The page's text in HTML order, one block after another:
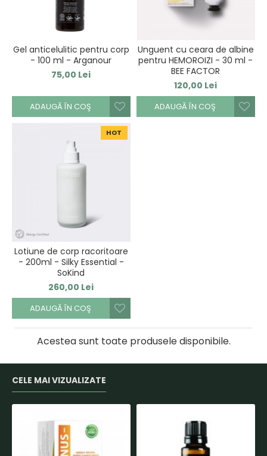
Gel anticelulitic pentru corp
- 100 ml - Arganour
75,00 Lei
ADAUGĂ ÎN COŞ
Unguent cu ceara de albine
pentru HEMOROIZI - 30 ml -
BEE FACTOR
120,00 Lei
ADAUGĂ ÎN COŞ
HOT
Lotiune de corp racoritoare
- 200ml - Silky Essential -
SoKind
260,00 Lei
ADAUGĂ ÎN COŞ
Acestea sunt toate produsele disponibile.
CELE MAI VIZUALIZATE